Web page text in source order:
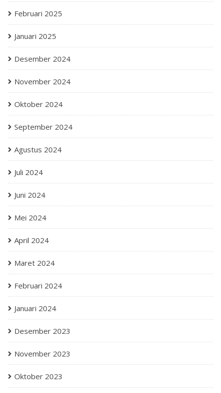
Februari 2025
Januari 2025
Desember 2024
November 2024
Oktober 2024
September 2024
Agustus 2024
Juli 2024
Juni 2024
Mei 2024
April 2024
Maret 2024
Februari 2024
Januari 2024
Desember 2023
November 2023
Oktober 2023